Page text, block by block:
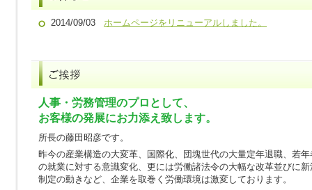
2014/09/03 ホームページをリニューアルしました。
人事・労務管理のプロとして、
お客様の発展にお力添え致します。
所長の藤田昭彦です。
昨今の産業構造の大変革、国際化、団塊世代の大量定年退職、若年
の就業に対する意識変化、更には労働諸法令の大幅な改革並びに新
制定の動きなど、企業を取巻く労働環境は激変しております。